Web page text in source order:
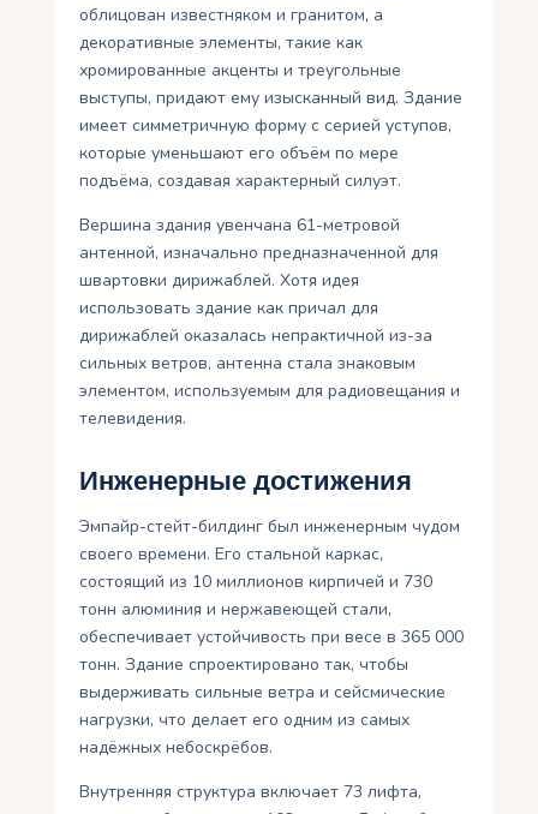
облицован известняком и гранитом, а
декоративные элементы, такие как
хромированные акценты и треугольные
выступы, придают ему изысканный вид. Здание
имеет симметричную форму с серией уступов,
которые уменьшают его объём по мере
подъёма, создавая характерный силуэт.
Вершина здания увенчана 61-метровой
антенной, изначально предназначенной для
швартовки дирижаблей. Хотя идея
использовать здание как причал для
дирижаблей оказалась непрактичной из-за
сильных ветров, антенна стала знаковым
элементом, используемым для радиовещания и
телевидения.
Инженерные достижения
Эмпайр-стейт-билдинг был инженерным чудом
своего времени. Его стальной каркас,
состоящий из 10 миллионов кирпичей и 730
тонн алюминия и нержавеющей стали,
обеспечивает устойчивость при весе в 365 000
тонн. Здание спроектировано так, чтобы
выдерживать сильные ветра и сейсмические
нагрузки, что делает его одним из самых
надёжных небоскрёбов.
Внутренняя структура включает 73 лифта,